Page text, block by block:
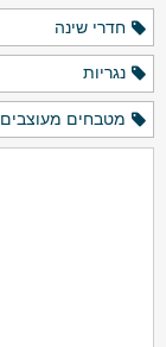
חדרי שינה
נגריות
מטבחים מעוצבים